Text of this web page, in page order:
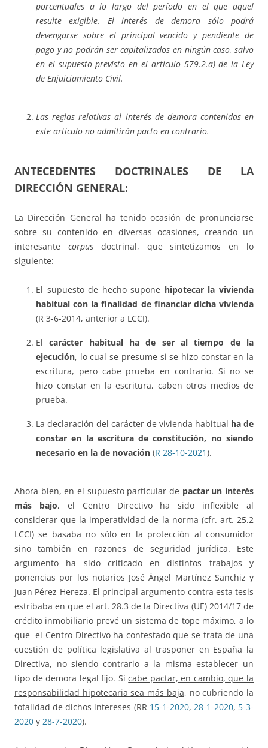
porcentuales a lo largo del período en el que aquel
resulte exigible. El interés de demora sólo podrá
devengarse sobre el principal vencido y pendiente de
pago y no podrán ser capitalizados en ningún caso, salvo
en el supuesto previsto en el artículo 579.2.a) de la Ley
de Enjuiciamiento Civil.
Las reglas relativas al interés de demora contenidas en
este artículo no admitirán pacto en contrario.
ANTECEDENTES DOCTRINALES DE LA
DIRECCIÓN GENERAL:
La Dirección General ha tenido ocasión de pronunciarse
sobre su contenido en diversas ocasiones, creando un
interesante corpus doctrinal, que sintetizamos en lo
siguiente:
El supuesto de hecho supone hipotecar la vivienda
habitual con la finalidad de financiar dicha vivienda
(R 3-6-2014, anterior a LCCI).
Elcarácter habitual ha de ser al tiempo de la
ejecución, lo cual se presume si se hizo constar en la
escritura, pero cabe prueba en contrario. Si no se
hizo constar en la escritura, caben otros medios de
prueba.
La declaración del carácter de vivienda habitual ha de
constar en la escritura de constitución, no siendo
necesario en la de novación (R 28-10-2021).
Ahora bien, en el supuesto particular de pactar un interés
más bajo, el Centro Directivo ha sido inflexible al
considerar que la imperatividad de la norma (cfr. art. 25.2
LCCI) se basaba no sólo en la protección al consumidor
sino también en razones de seguridad jurídica. Este
argumento ha sido criticado en distintos trabajos y
ponencias por los notarios José Ángel Martínez Sanchiz y
Juan Pérez Hereza. El principal argumento contra esta tesis
estribaba en que el art. 28.3 de la Directiva (UE) 2014/17 de
crédito inmobiliario prevé un sistema de tope máximo, a lo
que el Centro Directivo ha contestado que se trata de una
cuestión de política legislativa al trasponer en España la
Directiva, no siendo contrario a la misma establecer un
tipo de demora legal fijo. Sícabe pactar, en cambio, que la
responsabilidad hipotecaria sea más baja, no cubriendo la
totalidad de dichos intereses (RR 15-1-2020, 28-1-2020, 5-3-
2020 y 28-7-2020).